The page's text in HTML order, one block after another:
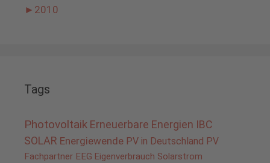
► 2010
Tags
Photovoltaik Erneuerbare Energien IBC
SOLAR Energiewende PV in Deutschland PV
Fachpartner EEG Eigenverbrauch Solarstrom